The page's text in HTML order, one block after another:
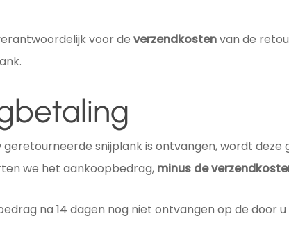
voor de verzendkostenvan de
geretourneerde snijplank is ontvangen, wordt
we het aankoopbedrag, minus de
na 14 dagen nog niet ontvangen op de